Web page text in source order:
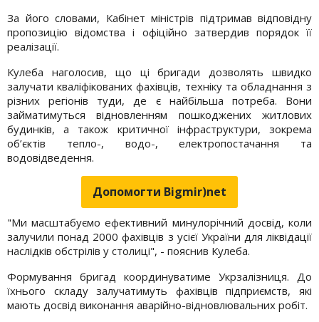
За його словами, Кабінет міністрів підтримав відповідну
пропозицію відомства і офіційно затвердив порядок її
реалізації.
Кулеба наголосив, що ці бригади дозволять швидко
залучати кваліфікованих фахівців, техніку та обладнання з
різних регіонів туди, де є найбільша потреба. Вони
займатимуться відновленням пошкоджених житлових
будинків, а також критичної інфраструктури, зокрема
об’єктів тепло-, водо-, електропостачання та
водовідведення.
Допомогти Bigmir)net
"Ми масштабуємо ефективний минулорічний досвід, коли
залучили понад 2000 фахівців з усієї України для ліквідації
наслідків обстрілів у столиці", - пояснив Кулеба.
Формування бригад координуватиме Укрзалізниця. До
їхнього складу залучатимуть фахівців підприємств, які
мають досвід виконання аварійно-відновлювальних робіт.